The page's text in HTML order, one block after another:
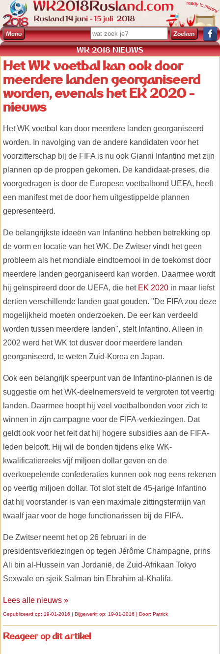
WK 2018 NIEUWS
Het WK voetbal kan ook door
meerdere landen georganiseerd
worden, evenals het EK 2020 -
nieuws
Het WK voetbal kan door meerdere landen georganiseerd
worden. In navolging van de andere kandidaten voor het
voorzitterschap bij de FIFA is nu ook Gianni Infantino met zijn
plannen op de proppen gekomen. De kandidaat-preses, die
voorgedragen is door de Europese voetbalbond UEFA, heeft
een manifest met de door hem uitgestippelde plannen
gepresenteerd.
De belangrijkste ideeën van Infantino hebben betrekking op
de vorm en locatie van het WK. De Zwitser vindt het geen
probleem als het mondiale eindtoernooi in de toekomst door
meerdere landen georganiseerd kan worden. Daarmee wordt
hij geïnspireerd door de UEFA, die het EK 2020 in maar liefst
dertien verschillende landen gaat gouden. "De FIFA zou deze
mogelijkheid moeten onderzoeken. De eer kan verdeeld
worden tussen meerdere landen", stelt Infantino. Alleen in
2002 werd het WK tot dusver door meerdere landen
georganiseerd, te weten Zuid-Korea en Japan.
Ook een belangrijk speerpunt van de Infantino-plannen is de
suggestie om het WK-deelnemersveld te vergroten tot veertig
landen. Daarmee hoopt hij veel voetbalbonden voor zich te
winnen in zijn campagne voor de FIFA-verkiezingen. Dat
geldt ook voor het feit dat hij hogere subsidies aan de FIFA-
leden belooft. Hij wil de bonden tijdens elke WK-
kwalificatiereeks vijf miljoen dollar geven en de
overkoepelende confederaties kunnen ook nog eens rekenen
op veertig miljoen dollar. Tot slot stelt de 45-jarige Infantino
dat hij voorstander is van een maximale zittingstermijn van
twaalf jaar voor de hoge functionarissen bij de FIFA.
De Zwitser neemt het op 26 februari in de
presidentsverkiezingen op tegen Jérôme Champagne, prins
Ali bin al-Hussein van Jordanië, de Zuid-Afrikaan Tokyo
Sexwale en sjeik Salman bin Ebrahim al-Khalifa.
Lees alle nieuws »
Gepubliceerd op: 19-01-2016 | Bijgewerkt op: 19-01-2016 | Door: Patrick
Reageer op dit artikel
Menu